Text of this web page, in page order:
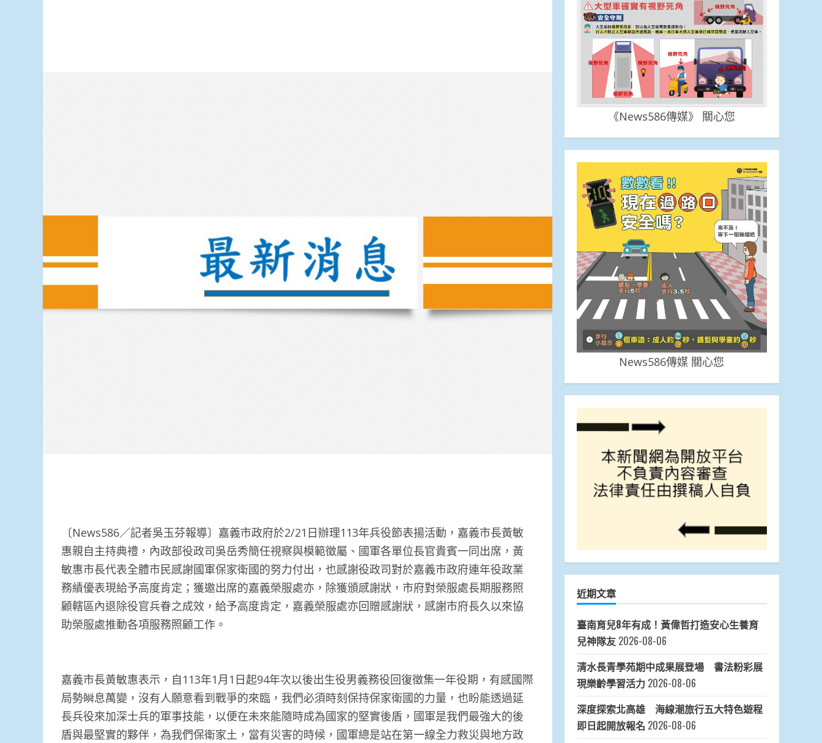
〔News586／記者吳玉芬報導〕嘉義市政府於2/21日辦理113年兵役節表揚活動，嘉義市長黃敏
惠親自主持典禮，內政部役政司吳岳秀簡任視察與模範徵屬、國軍各單位長官貴賓一同出席，黃
敏惠市長代表全體市民感謝國軍保家衛國的努力付出，也感謝役政司對於嘉義市政府連年役政業
務績優表現給予高度肯定；獲邀出席的嘉義榮服處亦，除獲頒感謝狀，市府對榮服處長期服務照
顧轄區內退除役官兵眷之成效，給予高度肯定，嘉義榮服處亦回贈感謝狀，感謝市府長久以來協
助榮服處推動各項服務照顧工作。
嘉義市長黃敏惠表示，自113年1月1日起94年次以後出生役男義務役回復徵集一年役期，有感國際
局勢瞬息萬變，沒有人願意看到戰爭的來臨，我們必須時刻保持保家衛國的力量，也盼能透過延
長兵役來加深士兵的軍事技能，以便在未來能隨時成為國家的堅實後盾，國軍是我們最強大的後
盾與最堅實的夥伴，為我們保衛家土，當有災害的時候，國軍總是站在第一線全力救災與地方政
《News586傳媒》 關心您
News586傳媒 關心您
近期文章
臺南育兒8年有成！黃偉哲打造安心生養育
兒神隊友 2026-08-06
清水長青學苑期中成果展登場 書法粉彩展
現樂齡學習活力 2026-08-06
深度探索北高雄 海線潮旅行五大特色遊程
即日起開放報名 2026-08-06